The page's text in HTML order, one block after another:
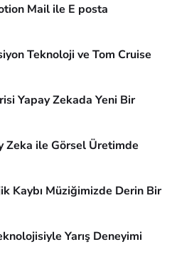
Mail ile E posta
Teknoloji ve Tom Cruise
Yapay Zekada Yeni Bir
Zeka ile Görsel Üretimde
Kaybı Müziğimizde Derin Bir
Yarış Deneyimi